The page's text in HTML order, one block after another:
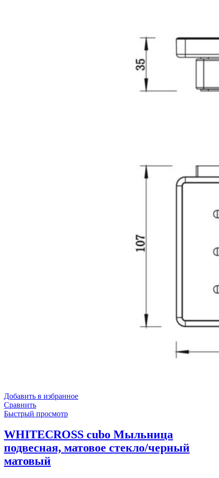
Добавить в избранное
Сравнить
Быстрый просмотр
WHITECROSS cubo Мыльница
подвесная, матовое стекло/черный
матовый